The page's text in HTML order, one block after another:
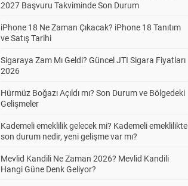
2027 Başvuru Takviminde Son Durum
iPhone 18 Ne Zaman Çıkacak? iPhone 18 Tanıtım
ve Satış Tarihi
Sigaraya Zam Mı Geldi? Güncel JTI Sigara Fiyatları
2026
Hürmüz Boğazı Açıldı mı? Son Durum ve Bölgedeki
Gelişmeler
Kademeli emeklilik gelecek mi? Kademeli emeklilikte
son durum nedir, yeni gelişme var mı?
Mevlid Kandili Ne Zaman 2026? Mevlid Kandili
Hangi Güne Denk Geliyor?